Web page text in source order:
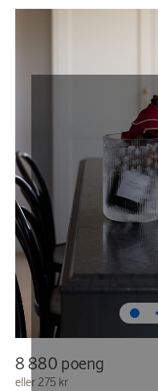
8 880 poeng
eller 275 kr